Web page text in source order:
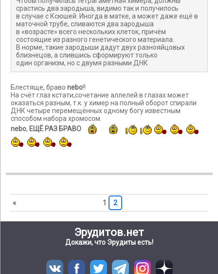
срастись два зародыша, видимо так и получилось
в случае с Ксюшей. Иногда в матке, а может даже ещё в
маточной трубе, сливаются два зародыша
в «возрасте» всего нескольких клеток, причём
состоящие из разного генетического материала.
В норме, такие зародыши дадут двух разнояйцовых
близнецов, а слившись сформируют только
один организм, но с двумя разными ДНК
Блестяще, браво nebo!!
На счёт глаз кстати,сочетание аллелей в глазах может
оказаться разным, т.к. у химер на полный оборот спирали
ДНК четыре перемещённых одному богу известным
способом набора хромосом.
nebo, ЕЩЁ РАЗ БРАВО
« 1 2
Эрудитов.нет
Докажи, что Эрудиты есть!